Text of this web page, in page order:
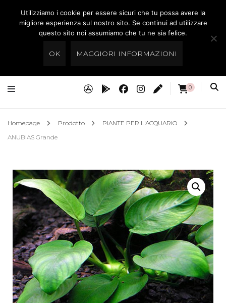
Preistoria Roma
0
Homepage Prodotto
PIANTE PER L'ACQUARIO
ANUBIAS Grande
Utilizziamo i cookie per essere sicuri che tu possa avere la
migliore esperienza sul nostro sito. Se continui ad utilizzare
questo sito noi assumiamo che tu ne sia felice.
OK MAGGIORI INFORMAZIONI